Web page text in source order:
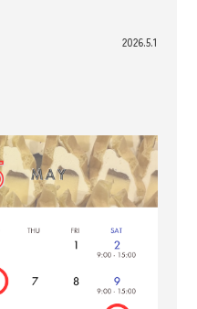
2026.5.1